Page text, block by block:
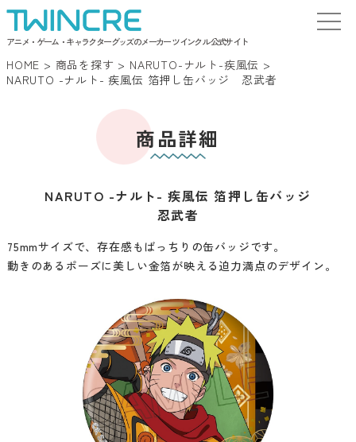
アニメ・ゲーム・キャラクターグッズのメーカー ツインクル 公式サイト
HOME > 商品を探す > NARUTO-ナルト-疾風伝 >
NARUTO -ナルト- 疾風伝 箔押し缶バッジ 忍武者
商品詳細
NARUTO -ナルト- 疾風伝 箔押し缶バッジ
忍武者
75mmサイズで、存在感もばっちりの缶バッジです。
動きのあるポーズに美しい金箔が映える迫力満点のデザイン。